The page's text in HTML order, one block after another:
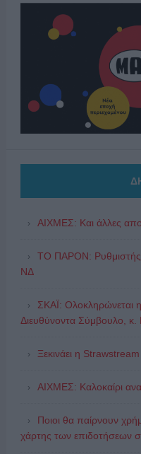
ΑΙΧΜΕΣ: Και άλλες
ΤΟ ΠΑΡΟΝ: Ρυθμιστής
ΝΔ
ΣΚΑΪ: Ολοκληρώνεται
Διευθύνοντα Σύμβουλο, κ.
Ξεκινάει η
ΑΙΧΜΕΣ: Καλοκαίρι
Ποιοι θα παίρνουν
χάρτης των